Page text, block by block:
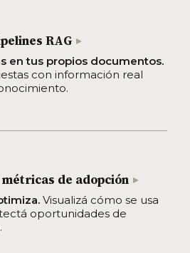
RAG
en tus propios documentos.
con información real
de adopción
Visualizá cómo se usa
oportunidades de